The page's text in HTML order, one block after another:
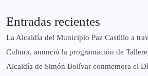
Entradas recientes
La Alcaldía del Municipio Paz Castillo a
Cultura, anunció la programación de
Alcaldía de Simón Bolívar conmemora el